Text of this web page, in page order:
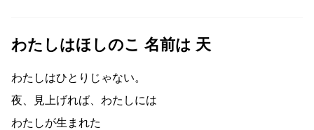
わたしはほしのこ 名前は 天
わたしはひとりじゃない。
夜、見上げれば、わたしには
わたしが生まれた